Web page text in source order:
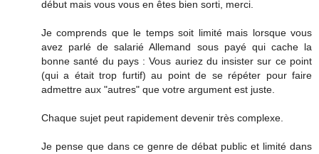
début mais vous vous en êtes bien sorti, merci.
Je comprends que le temps soit limité mais lorsque vous
avez parlé de salarié Allemand sous payé qui cache la
bonne santé du pays : Vous auriez du insister sur ce point
(qui a était trop furtif) au point de se répéter pour faire
admettre aux "autres" que votre argument est juste.
Chaque sujet peut rapidement devenir très complexe.
Je pense que dans ce genre de débat public et limité dans